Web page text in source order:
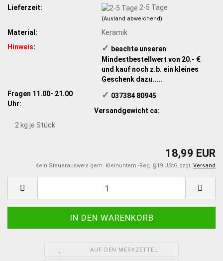
Lieferzeit:
2-5 Tage
(Ausland abweichend)
Material:
Keramik
Hinweis: ✓ ​ beachte unseren
Mindestbestellwert von 20.- €
und kauf noch z.b. ein kleines
Geschenk dazu.....
Fragen 11.00- 21.00
Uhr:
✓ ​ 037384 80945
Versandgewicht ca:
2 kg je Stück
18,99 EUR
Kein Steuerausweis gem. Kleinuntern.-Reg. §19 UStG zzgl. Versand
AUF DEN MERKZETTEL